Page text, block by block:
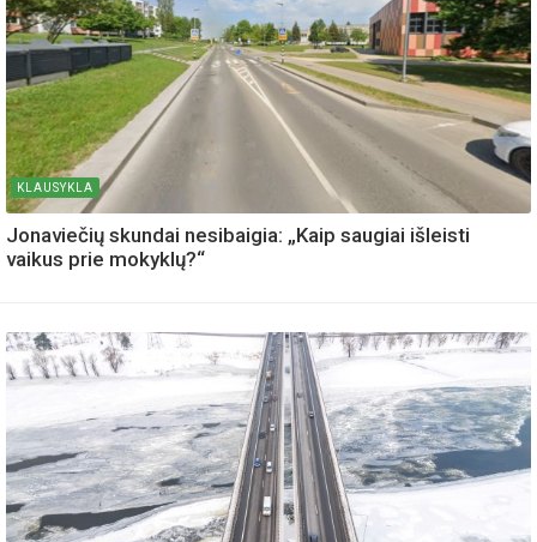
KLAUSYKLA
Jonaviečių skundai nesibaigia: „Kaip saugiai išleisti
vaikus prie mokyklų?“